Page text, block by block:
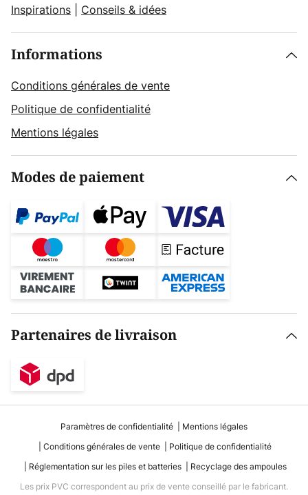
Inspirations
Conseils & idées
Informations
Conditions générales de vente
Politique de confidentialité
Mentions légales
Modes de paiement
Partenaires de livraison
Paramètres de confidentialité
Mentions légales
Conditions générales de vente
Politique de confidentialité
Réglementation sur les piles et batteries
Recyclage des ampoules
Les prix PVC correspondent au prix de vente conseillé par le fabricant.